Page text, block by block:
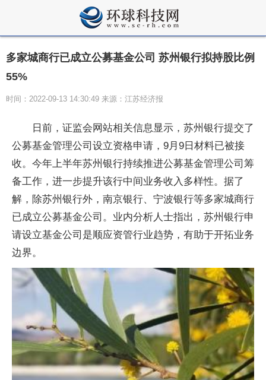
多家城商行已成立公募基金公司 苏州银行拟持股比例
55%
时间：2022-09-13 14:30:49 来源：江苏经济报
日前，证监会网站相关信息显示，苏州银行提交了
公募基金管理公司设立资格申请，9月9日材料已被接
收。今年上半年苏州银行持续推进公募基金管理公司筹
备工作，进一步提升该行中间业务收入多样性。据了
解，除苏州银行外，南京银行、宁波银行等多家城商行
已成立公募基金公司。业内分析人士指出，苏州银行申
请设立基金公司是顺应资管行业趋势，有助于开拓业务
边界。